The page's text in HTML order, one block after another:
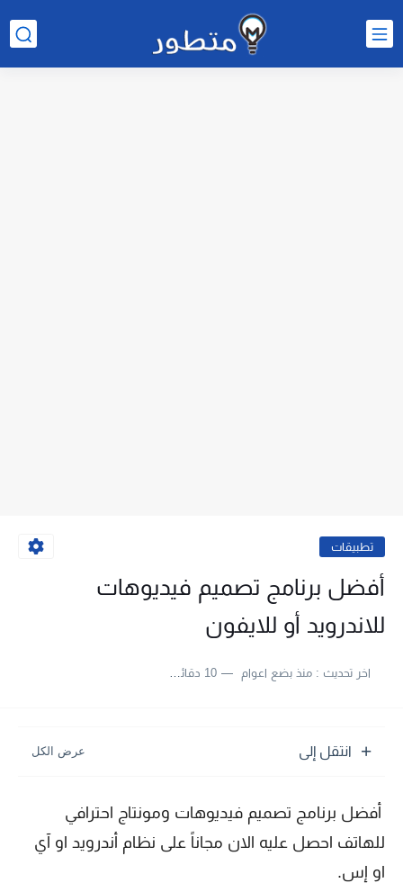
تطبيقات
أفضل برنامج تصميم فيديوهات
للاندرويد أو للايفون
اخر تحديث :منذ بضع اعوام 10 دقائق للقراءة
انتقل إلى
أفضل برنامج تصميم فيديوهات ومونتاج احترافي
للهاتف احصل عليه الان مجاناً على نظام أندرويد او آي
او إس.